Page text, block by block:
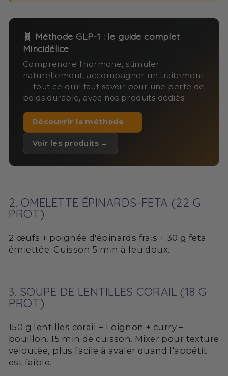
🧬 Méthode GLP-1 : le guide complet
Mincidélice
Comprendre l'hormone, stimuler
naturellement, accompagner un traitement
— tout ce qu'il faut savoir pour une perte de
poids durable, avec nos produits dédiés.
Découvrir la méthode →
Voir les produits →
2. OMELETTE ÉPINARDS-FETA (22 G
PROT.)
2 œufs + poignée d'épinards frais + 30 g feta
émiettée. Cuisson 5 min à feu doux.
3. SOUPE DE LENTILLES CORAIL (18 G
PROT.)
150 g lentilles corail + 1 oignon + curry +
bouillon. 15 min de cuisson. Mixer pour texture
veloutée, plus facile à avaler quand l'appétit
est faible.